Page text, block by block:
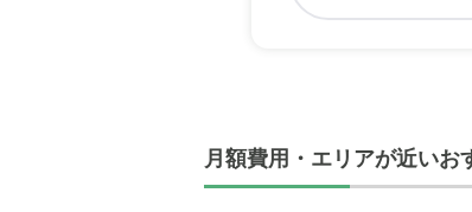
月額費用・エリアが近いお